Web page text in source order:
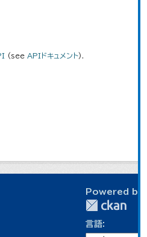
(see APIドキュメント).
Powered by
言語